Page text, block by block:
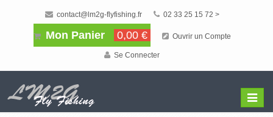
contact@lm2g-flyfishing.fr 02 33 25 15 72 >
Mon Panier 0,00 € Ouvrir un Compte
Se Connecter
Menu